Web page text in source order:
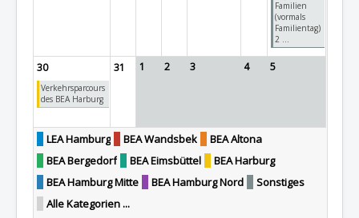
Familien
(vormals
Familientag)
2 ...
30
Verkehrsparcours
des BEA Harburg
31 1 2 3 4 5
LEA Hamburg BEA Wandsbek
BEA Altona
BEA Bergedorf
BEA Eimsbüttel
BEA Harburg
BEA Hamburg Mitte
BEA Hamburg Nord
Sonstiges
Alle Kategorien ...